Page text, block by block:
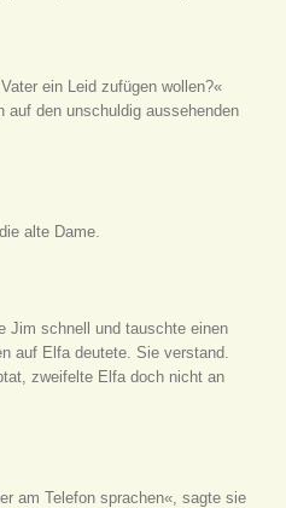
ein Leid zufügen wollen?«
den unschuldig aussehenden
alte Dame.
Jim schnell und tauschte einen
auf Elfa deutete. Sie verstand.
zweifelte Elfa doch nicht an
am Telefon sprachen«, sagte sie